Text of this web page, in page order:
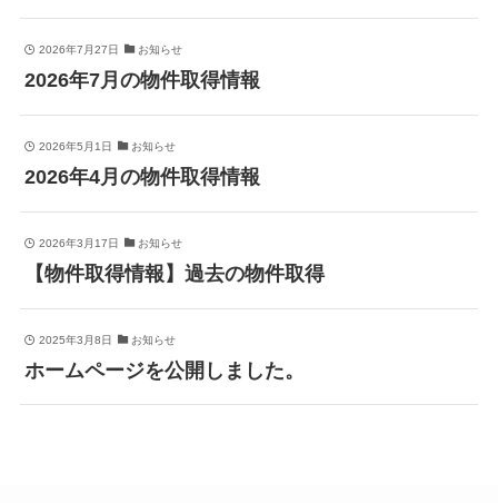
2026年7月27日 お知らせ
2026年7月の物件取得情報
2026年5月1日 お知らせ
2026年4月の物件取得情報
2026年3月17日 お知らせ
【物件取得情報】過去の物件取得
2025年3月8日 お知らせ
ホームページを公開しました。